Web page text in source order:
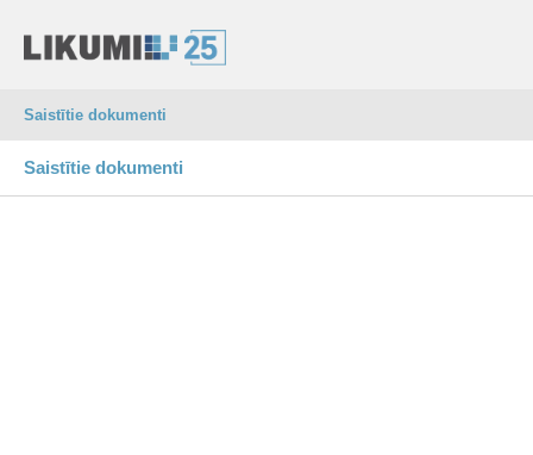
Saistītie dokumenti
Saistītie dokumenti